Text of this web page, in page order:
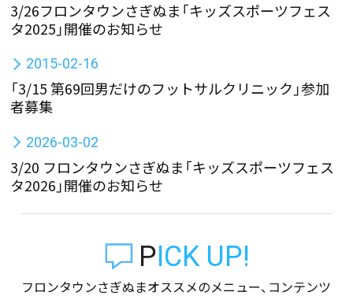
3/26フロンタウンさぎぬま「キッズスポーツフェス
タ2025」開催のお知らせ
2015-02-16
「3/15 第69回男だけのフットサルクリニック」参加
者募集
2026-03-02
3/20 フロンタウンさぎぬま「キッズスポーツフェス
タ2026」開催のお知らせ
PICK UP!
フロンタウンさぎぬまオススメのメニュー、コンテンツ